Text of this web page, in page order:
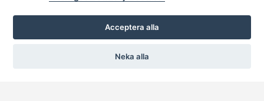
Acceptera alla
Neka alla